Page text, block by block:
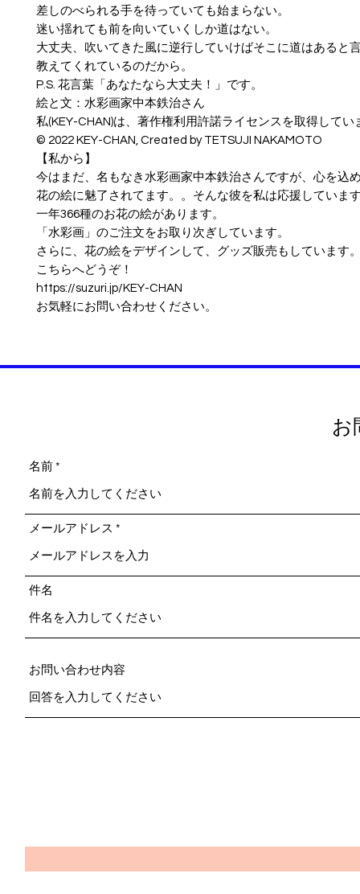
差しのべられる手を待っていても始まらない。
迷い揺れても前を向いていくしか道はない。
大丈夫、吹いてきた風に逆行していけばそこに道はあると
教えてくれているのだから。
P.S. 花言葉「あなたなら大丈夫！」です。
絵と文：水彩画家中本鉄治さん
私(KEY-CHAN)は、著作権利用許諾ライセンスを取得してい
© ︎2022 KEY-CHAN, Created by TETSUJI NAKAMOTO
【私から】
今はまだ、名もなき水彩画家中本鉄治さんですが、心を込
花の絵に魅了されてます。。そんな彼を私は応援していま
一年366種のお花の絵があります。
「水彩画」のご注文をお取り次ぎしています。
さらに、花の絵をデザインして、グッズ販売もしています
こちらへどうぞ！
https://suzuri.jp/KEY-CHAN
お気軽にお問い合わせください。
お
名前
メールアドレス
件名
お問い合わせ内容